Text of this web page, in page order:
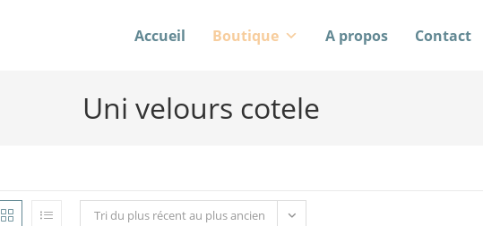
Accueil Boutique A propos Contact
Uni velours cotele
Tri du plus récent au plus ancien